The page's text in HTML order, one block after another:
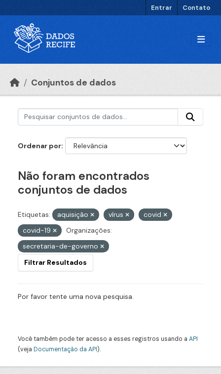
Entrar Contato
Conjuntos de dados
Ordenar por
Não foram encontrados
conjuntos de dados
Etiquetas: aquisição vírus
covid
covid-19
Organizações:
secretaria-de-governo
Filtrar Resultados
Por favor tente uma nova pesquisa.
Você também pode ter acesso a esses registros usando a API
(veja Documentação da API).